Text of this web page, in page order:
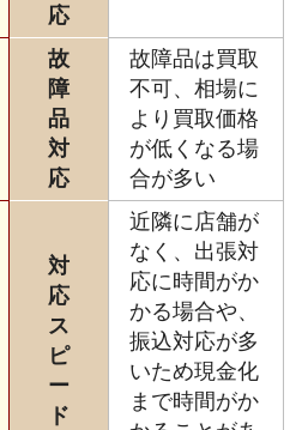
応
故
障
品
対
応
故障品は買取
不可、相場に
より買取価格
が低くなる場
合が多い
対
応
ス
ピ
ー
ド
近隣に店舗が
なく、出張対
応に時間がか
かる場合や、
振込対応が多
いため現金化
まで時間がか